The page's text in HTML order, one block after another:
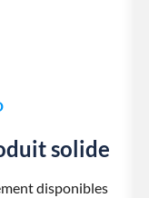
solide
disponibles